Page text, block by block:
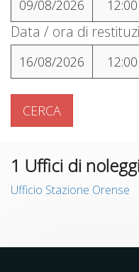
09/08/2026
Data / ora di
16/08/2026
CERCA
1 Uffici di
Ufficio Stazione Orense